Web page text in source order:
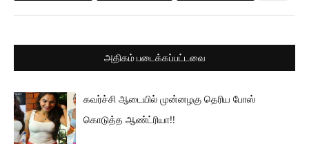
அதிகம் படைக்கப்பட்டவை
கவர்ச்சி ஆடையில் முன்னழகு தெரிய போஸ்
கொடுத்த ஆண்ட்ரியா!!